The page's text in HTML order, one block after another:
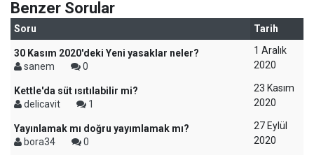
Benzer Sorular
Soru Tarih
30 Kasım 2020'deki Yeni yasaklar neler?
sanem
0
1 Aralık
2020
Kettle'da süt ısıtılabilir mi?
delicavit
1
23 Kasım
2020
Yayınlamak mı doğru yayımlamak mı?
bora34
0
27 Eylül
2020